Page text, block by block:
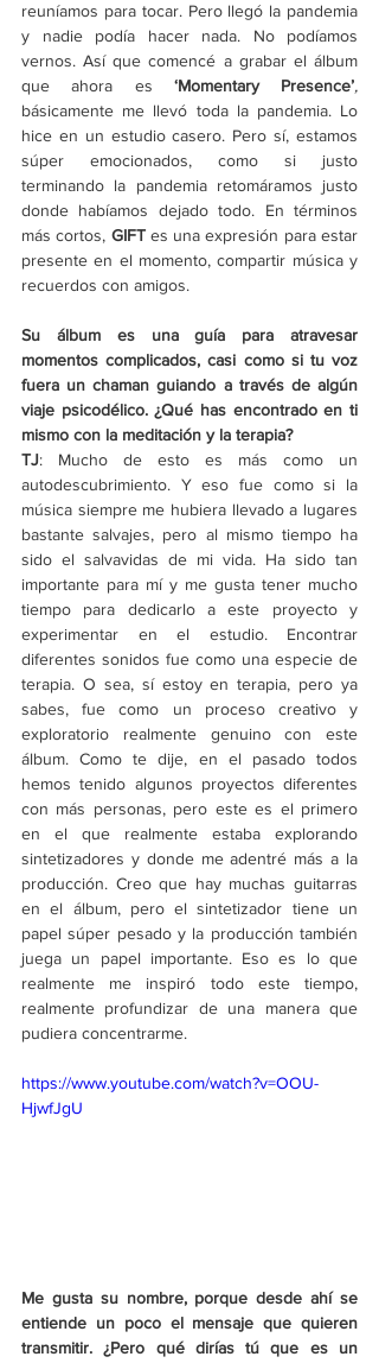
reuníamos para tocar. Pero llegó la pandemia
y nadie podía hacer nada. No podíamos
vernos. Así que comencé a grabar el álbum
que ahora es ‘Momentary Presence’,
básicamente me llevó toda la pandemia. Lo
hice en un estudio casero. Pero sí, estamos
súper emocionados, como si justo
terminando la pandemia retomáramos justo
donde habíamos dejado todo. En términos
más cortos, GIFT es una expresión para estar
presente en el momento, compartir música y
recuerdos con amigos.
Su álbum es una guía para atravesar
momentos complicados, casi como si tu voz
fuera un chaman guiando a través de algún
viaje psicodélico. ¿Qué has encontrado en ti
mismo con la meditación y la terapia?
TJ: Mucho de esto es más como un
autodescubrimiento. Y eso fue como si la
música siempre me hubiera llevado a lugares
bastante salvajes, pero al mismo tiempo ha
sido el salvavidas de mi vida. Ha sido tan
importante para mí y me gusta tener mucho
tiempo para dedicarlo a este proyecto y
experimentar en el estudio. Encontrar
diferentes sonidos fue como una especie de
terapia. O sea, sí estoy en terapia, pero ya
sabes, fue como un proceso creativo y
exploratorio realmente genuino con este
álbum. Como te dije, en el pasado todos
hemos tenido algunos proyectos diferentes
con más personas, pero este es el primero
en el que realmente estaba explorando
sintetizadores y donde me adentré más a la
producción. Creo que hay muchas guitarras
en el álbum, pero el sintetizador tiene un
papel súper pesado y la producción también
juega un papel importante. Eso es lo que
realmente me inspiró todo este tiempo,
realmente profundizar de una manera que
pudiera concentrarme.
https://www.youtube.com/watch?v=OOU-
HjwfJgU
Me gusta su nombre, porque desde ahí se
entiende un poco el mensaje que quieren
transmitir. ¿Pero qué dirías tú que es un